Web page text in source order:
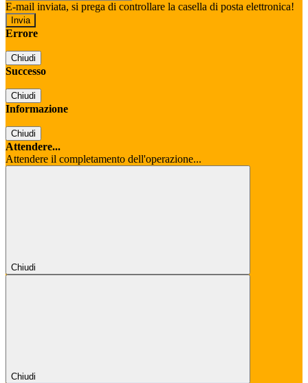
E-mail inviata, si prega di controllare la casella di posta elettronica!
Errore
Chiudi
Successo
Chiudi
Informazione
Chiudi
Attendere...
Attendere il completamento dell'operazione...
Chiudi
Chiudi